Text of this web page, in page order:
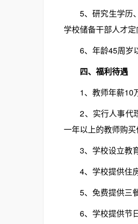
5、研究生学历、
学校储备干部人才定
6、年龄45周岁以
四、福利待遇
1、教师年薪10万
2、实行人事代理
一年以上的教师购买
3、学校设立教育
4、学校提供住房
5、免费提供三餐
6、学校提供节日